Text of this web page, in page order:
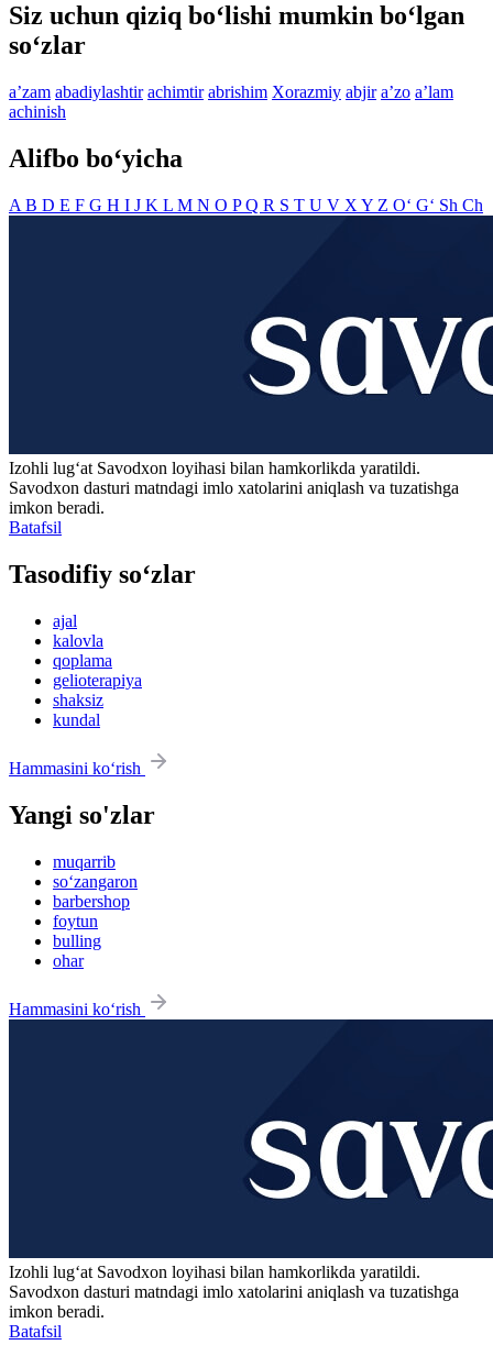
Siz uchun qiziq bo‘lishi mumkin bo‘lgan
so‘zlar
aʼzam abadiylashtir achimtir abrishim Xorazmiy abjir aʼzo aʼlam
achinish
Alifbo bo‘yicha
A B D E F G H I J K L M N O PQ R S T U V X Y Z O‘ G‘ Sh Ch
Izohli lugʻat Savodxon loyihasi bilan hamkorlikda yaratildi.
Savodxon dasturi matndagi imlo xatolarini aniqlash va tuzatishga
imkon beradi.
Batafsil
Tasodifiy so‘zlar
ajal
kalovla
qoplama
gelioterapiya
shaksiz
kundal
Hammasini ko‘rish
Yangi so'zlar
muqarrib
so‘zangaron
barbershop
foytun
bulling
ohar
Hammasini ko‘rish
Izohli lugʻat Savodxon loyihasi bilan hamkorlikda yaratildi.
Savodxon dasturi matndagi imlo xatolarini aniqlash va tuzatishga
imkon beradi.
Batafsil